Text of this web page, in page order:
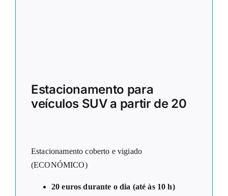
Estacionamento para
veículos SUV a partir de 20
Estacionamento coberto e vigiado
(ECONÓMICO)
20 euros durante o dia (até às 10 h)